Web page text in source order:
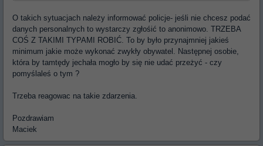
O takich sytuacjach należy informować policje- jeśli nie chcesz podać
danych personalnych to wystarczy zgłośić to anonimowo. TRZEBA
COŚ Z TAKIMI TYPAMI ROBIĆ. To by było przynajmniej jakieś
minimum jakie może wykonać zwykły obywatel. Następnej osobie,
która by tamtędy jechała mogło by się nie udać przeżyć - czy
pomyślaleś o tym ?
Trzeba reagowac na takie zdarzenia.
Pozdrawiam
Maciek